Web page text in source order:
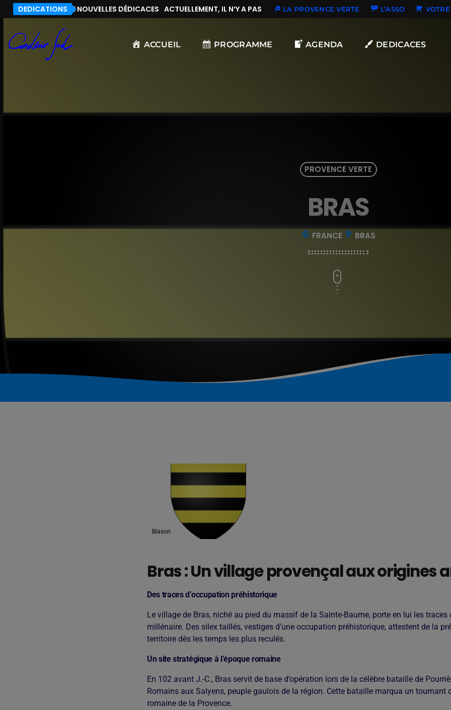
DEDICATIONS
IL N’Y A PAS DE NOUVELLES DÉDICACES ACTUELLEMENT, IL N’Y A PAS DE NOUVELLES DÉDICACES
LA PROVENCE VERTE L’ASSO
ACCUEIL PROGRAMME AGENDA DEDICACES
PROVENCE VERTE
BRAS
public FRANCE location_on BRAS
Blason
Bras : Un village provençal aux origines
Des traces d’occupation préhistorique
Le village de Bras, niché au pied du massif de la Sainte-Baume, porte en lui les traces
millénaire. Des silex taillés, vestiges d’une occupation préhistorique, attestent de la
territoire dès les temps les plus reculés.
Un site stratégique à l’époque romaine
En 102 avant J.-C., Bras servit de base d’opération lors de la célèbre bataille de
Romains aux Salyens, peuple gaulois de la région. Cette bataille marqua un tournant
romaine de la Provence.